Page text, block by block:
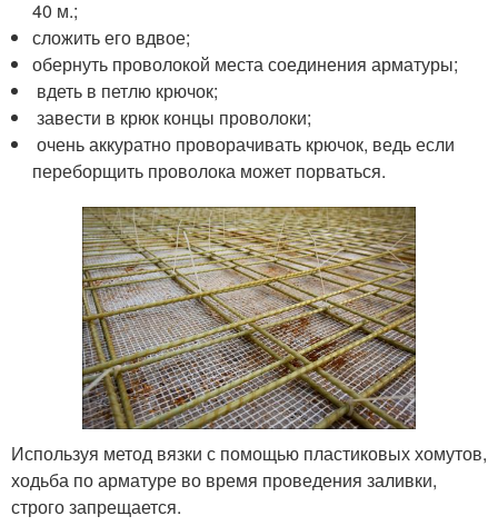
40 м.;
сложить его вдвое;
обернуть проволокой места соединения арматуры;
вдеть в петлю крючок;
завести в крюк концы проволоки;
очень аккуратно проворачивать крючок, ведь если
переборщить проволока может порваться.
Используя метод вязки с помощью пластиковых хомутов,
ходьба по арматуре во время проведения заливки,
строго запрещается.